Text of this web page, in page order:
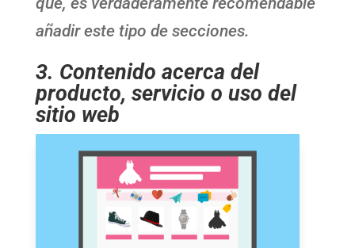
añadir este tipo de secciones.
3. Contenido acerca del
producto, servicio o uso del
sitio web